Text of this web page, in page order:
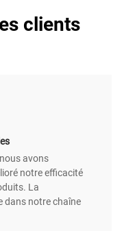
clients
avons
notre efficacité
La
dans notre chaîne